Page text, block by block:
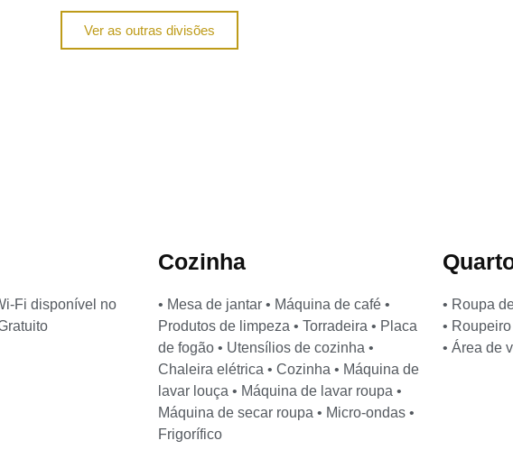
Ver as outras divisões
Fi disponível no
Cozinha
• Mesa de jantar • Máquina de café •
Produtos de limpeza • Torradeira • Placa
de fogão • Utensílios de cozinha •
Chaleira elétrica • Cozinha • Máquina de
lavar louça • Máquina de lavar roupa •
Máquina de secar roupa • Micro-ondas •
Frigorífico
• Roupa
•
• Área de